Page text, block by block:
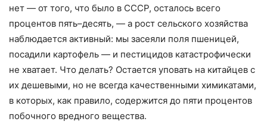
нет — от того, что было в СССР, осталось всего
процентов пять–десять, — а рост сельского хозяйства
наблюдается активный: мы засеяли поля пшеницей,
посадили картофель — и пестицидов катастрофически
не хватает. Что делать? Остается уповать на китайцев с
их дешевыми, но не всегда качественными химикатами,
в которых, как правило, содержится до пяти процентов
побочного вредного вещества.